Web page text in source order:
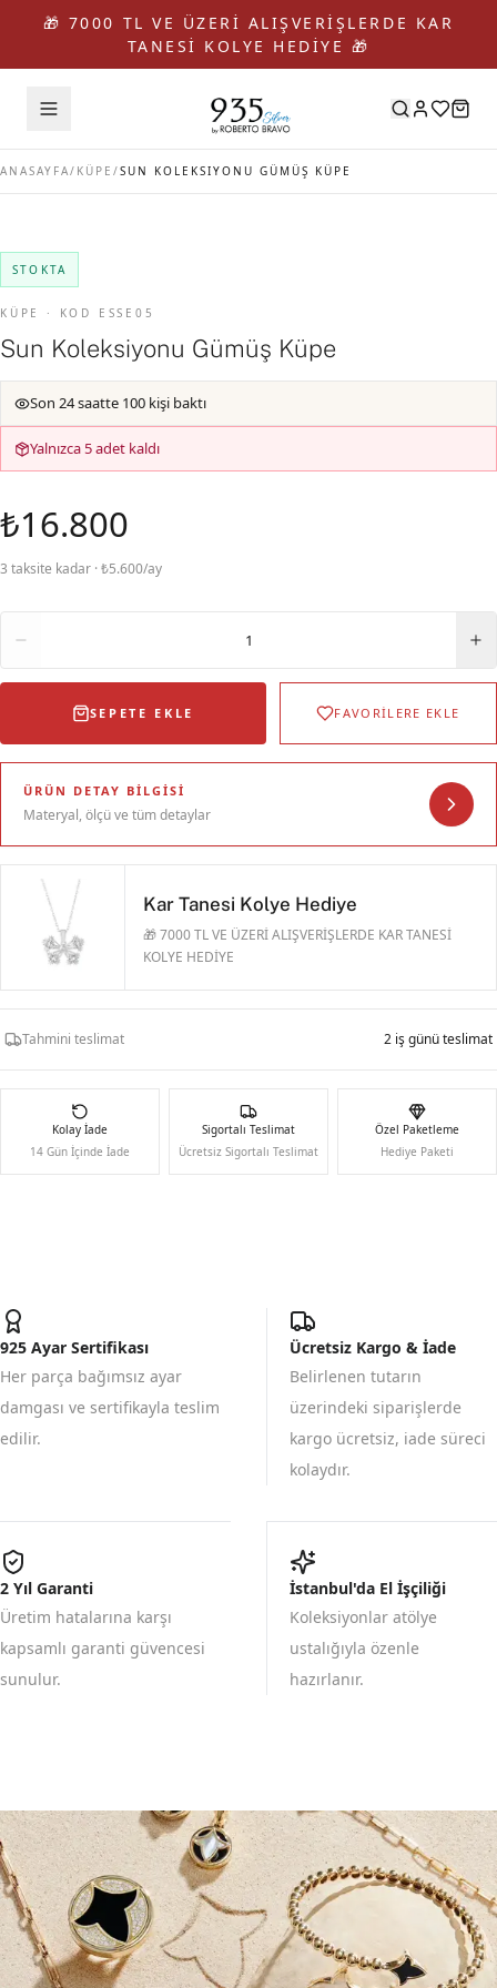
🎁 7000 TL VE ÜZERİ ALIŞVERİŞLERDE KAR
TANESİ KOLYE HEDİYE 🎁
ANASAYFA/ KÜPE /SUN KOLEKSIYONU GÜMÜŞ KÜPE
STOKTA
KÜPE · KOD ESSE05
Sun Koleksiyonu Gümüş Küpe
Son 24 saatte 100 kişi baktı
Yalnızca 5 adet kaldı
₺16.800
3 taksite kadar · ₺5.600/ay
1
SEPETE EKLE FAVORİLERE EKLE
ÜRÜN DETAY BILGISI
Materyal, ölçü ve tüm detaylar
Kar Tanesi Kolye Hediye
🎁 7000 TL VE ÜZERİ ALIŞVERİŞLERDE KAR TANESİ
KOLYE HEDİYE
Tahmini teslimat 2 iş günü teslimat
Kolay İade
14 Gün İçinde İade
Sigortalı Teslimat
Ücretsiz Sigortalı Teslimat
Özel Paketleme
Hediye Paketi
925 Ayar Sertifikası
Her parça bağımsız ayar
damgası ve sertifikayla teslim
edilir.
Ücretsiz Kargo & İade
Belirlenen tutarın
üzerindeki siparişlerde
kargo ücretsiz, iade süreci
kolaydır.
2 Yıl Garanti
Üretim hatalarına karşı
kapsamlı garanti güvencesi
sunulur.
İstanbul'da El İşçiliği
Koleksiyonlar atölye
ustalığıyla özenle
hazırlanır.